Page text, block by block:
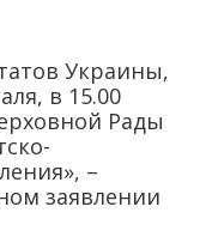
Украины,
в 15.00
Рады
–
заявлении